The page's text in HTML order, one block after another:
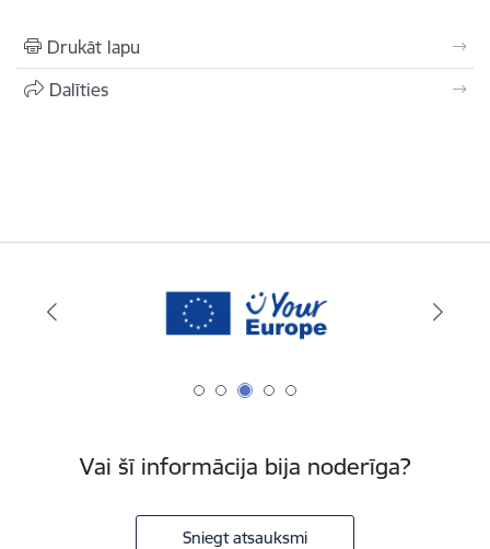
Drukāt lapu
Dalīties
Vai šī informācija bija noderīga?
Sniegt atsauksmi